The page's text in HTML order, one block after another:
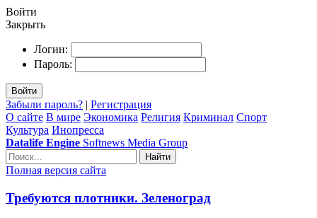
Войти
Закрыть
Логин:
Пароль:
Войти
Забыли пароль? | Регистрация
О сайте В мире Экономика Религия Криминал Спорт
Культура Инопресса
Datalife Engine Softnews Media Group
Найти
Полная версия сайта
Требуются плотники. Зеленоград